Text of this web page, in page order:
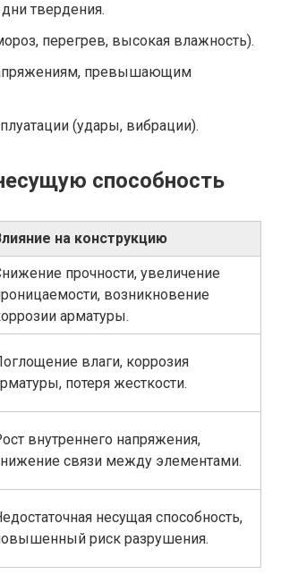
твердения.
перегрев, высокая влажность).
превышающим
(удары, вибрации).
способность
на конструкцию
прочности, увеличение
возникновение
арматуры.
влаги, коррозия
потеря жесткости.
внутреннего напряжения,
связи между элементами.
несущая способность,
риск разрушения.